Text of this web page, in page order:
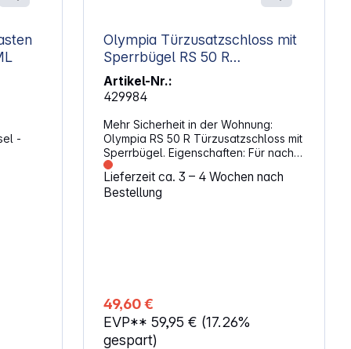
-
KB-
Olympia Türzusatzschloss mit
Sperrbügel RS 50 R
edelstahlfar.
Artikel-Nr.:
429984
Mehr Sicherheit in der Wohnung:
Olympia RS 50 R Türzusatzschloss mit
Sperrbügel. Eigenschaften: Für nach
innen öffnende Türen Mit Drehknauf
innen Links und Rechts verwendbar
Riegel: Massiv, 2 Tourig (ab Dornmaß:
Lieferzeit ca. 3 – 4 Wochen nach
Bestellung
49,60 €
EVP**59,95 € (17.26%
gespart)